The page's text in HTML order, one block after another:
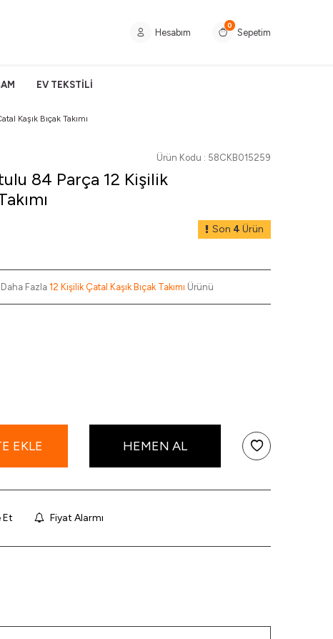
Hesabım
0
Sepetim
EV TEKSTİLİ
Kaşık Bıçak Takımı
Ürün Kodu : 58CKB015259
84 Parça 12 Kişilik
Son 4 Ürün
Daha Fazla 12 Kişilik Çatal Kaşık Bıçak Takımı Ürünü
EKLE HEMEN AL
Et Fiyat Alarmı